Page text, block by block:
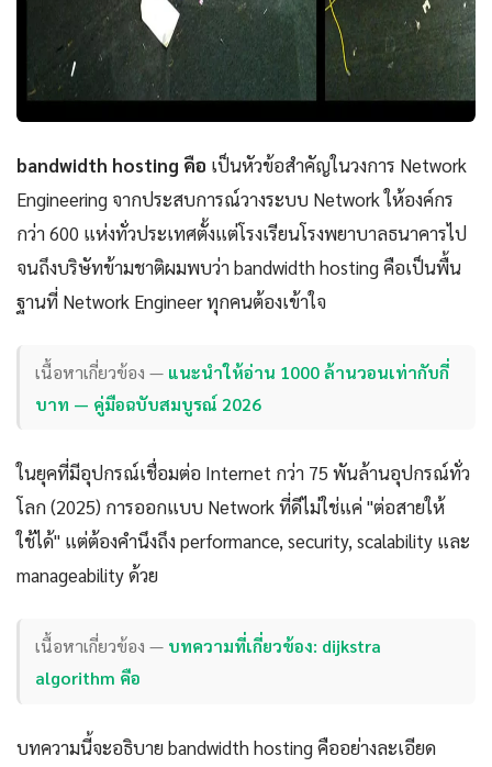
bandwidth hosting คือ เป็นหัวข้อสำคัญในวงการ Network
Engineering จากประสบการณ์วางระบบ Network ให้องค์กร
กว่า 600 แห่งทั่วประเทศตั้งแต่โรงเรียนโรงพยาบาลธนาคารไป
จนถึงบริษัทข้ามชาติผมพบว่า bandwidth hosting คือเป็นพื้น
ฐานที่ Network Engineer ทุกคนต้องเข้าใจ
เนื้อหาเกี่ยวข้อง — แนะนำให้อ่าน 1000 ล้านวอนเท่ากับกี่
บาท — คู่มือฉบับสมบูรณ์ 2026
ในยุคที่มีอุปกรณ์เชื่อมต่อ Internet กว่า 75 พันล้านอุปกรณ์ทั่ว
โลก (2025) การออกแบบ Network ที่ดีไม่ใช่แค่ "ต่อสายให้
ใช้ได้" แต่ต้องคำนึงถึง performance, security, scalability และ
manageability ด้วย
เนื้อหาเกี่ยวข้อง — บทความที่เกี่ยวข้อง: dijkstra
algorithm คือ
บทความนี้จะอธิบาย bandwidth hosting คืออย่างละเอียด